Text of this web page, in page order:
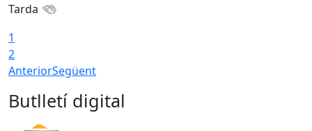
Tarda
1
2
AnteriorSegüent
Butlletí digital